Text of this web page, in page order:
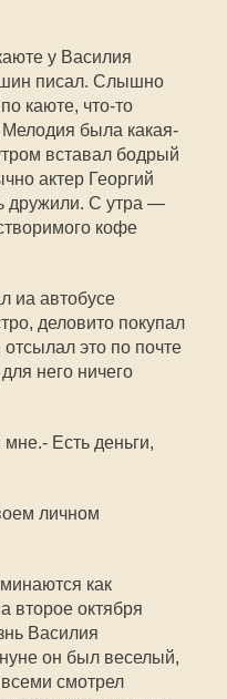
у Василия
писал. Слышно
каюте, что-то
была какая-
вставал бодрый
актер Георгий
дружили. С утра —
кофе
иа автобусе
деловито покупал
отсылал это по почте
него ничего
Есть деньги,
личном
как
второе октября
Василия
он был веселый,
смотрел